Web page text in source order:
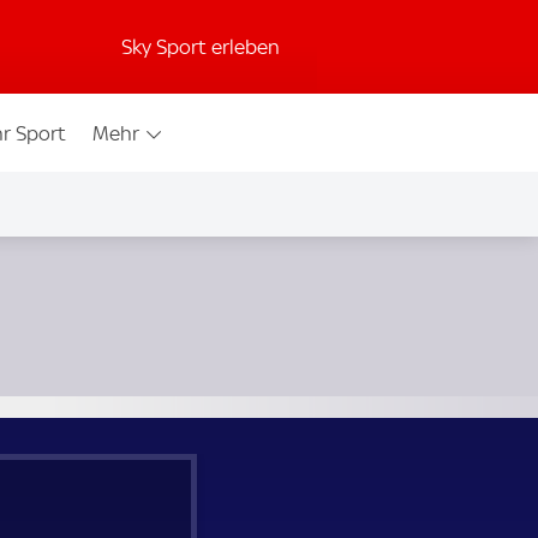
Sky Sport erleben
Sport Mehr